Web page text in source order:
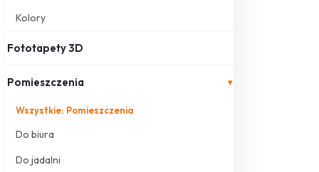
Kolory
Fototapety 3D
Pomieszczenia ▾
Wszystkie: Pomieszczenia
Do biura
Do jadalni